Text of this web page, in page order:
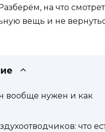
на что
вещь и не
вообще нужен и как
что